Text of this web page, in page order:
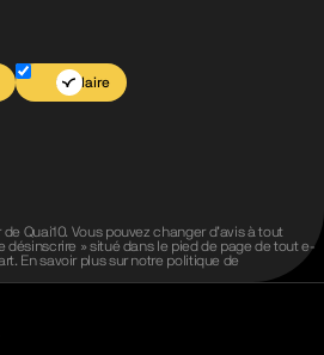
Scolaire
Quai10. Vous pouvez changer d’avis à tout
désinscrire » situé dans le pied de page de tout e-
En savoir plus sur notre politique de